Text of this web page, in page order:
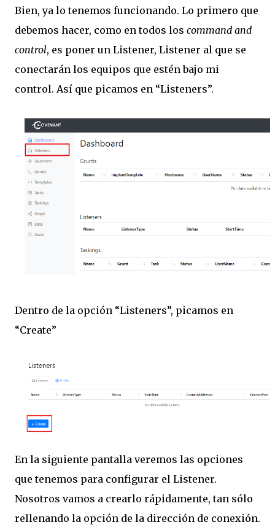
Bien, ya lo tenemos funcionando. Lo primero que
debemos hacer, como en todos los command and
control, es poner un Listener, Listener al que se
conectarán los equipos que estén bajo mi
control. Así que picamos en “Listeners”.
Dentro de la opción “Listeners”, picamos en
“Create”
En la siguiente pantalla veremos las opciones
que tenemos para configurar el Listener.
Nosotros vamos a crearlo rápidamente, tan sólo
rellenando la opción de la dirección de conexión.